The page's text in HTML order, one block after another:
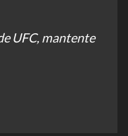
UFC, mantente